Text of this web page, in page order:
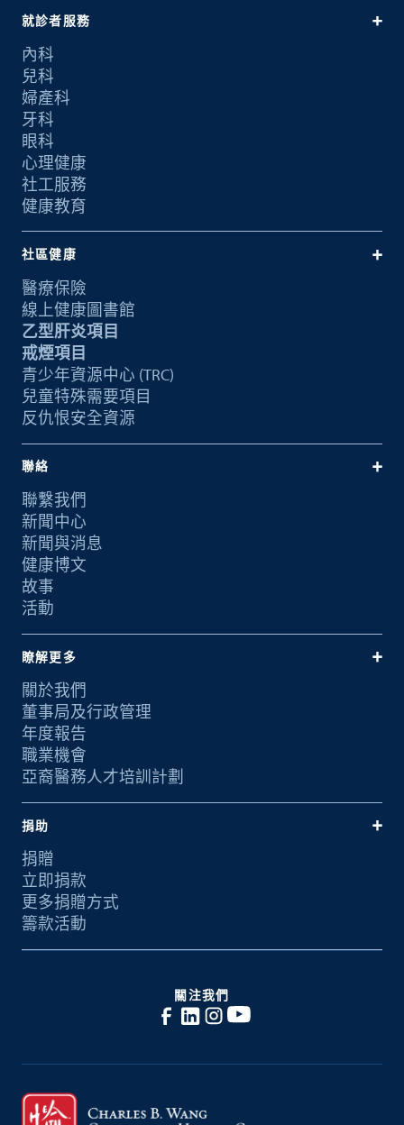
就診者服務
內科
兒科
婦產科
牙科
眼科
心理健康
社工服務
健康教育
社區健康
醫療保險
線上健康圖書館
乙型肝炎項目
戒煙項目
青少年資源中心 (TRC)
兒童特殊需要項目
反仇恨安全資源
聯絡
聯繫我們
新聞中心
新聞與消息
健康博文
故事
活動
瞭解更多
關於我們
董事局及行政管理
年度報告
職業機會
亞裔醫務人才培訓計劃
捐助
捐贈
立即捐款
更多捐贈方式
籌款活動
關注我們